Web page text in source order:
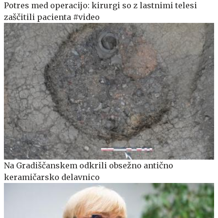
Potres med operacijo: kirurgi so z lastnimi telesi
zaščitili pacienta #video
Na Gradiščanskem odkrili obsežno antično
keramičarsko delavnico